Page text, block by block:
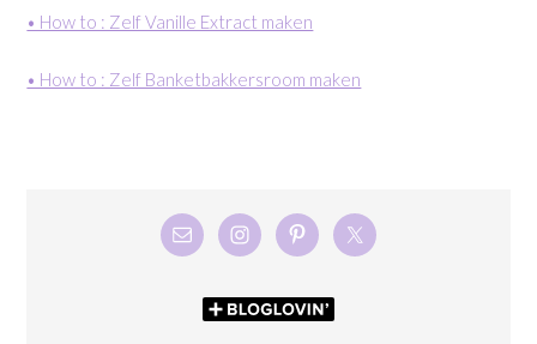
• How to : Zelf Vanille Extract maken
• How to : Zelf Banketbakkersroom maken